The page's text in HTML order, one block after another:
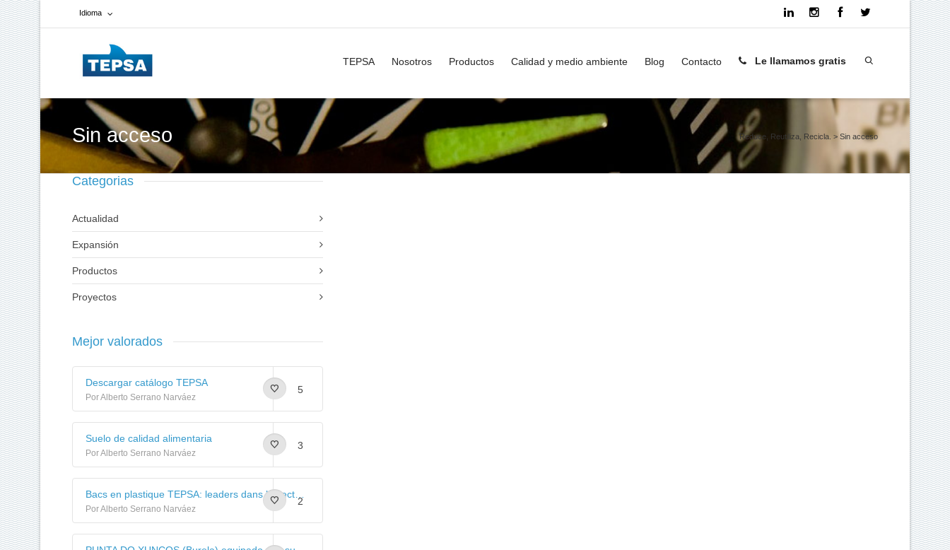
Idioma
Francés
Español
Inglés
TEPSA Nosotros Productos Calidad y medio ambiente Blog Contacto Le llamamos gratis
Sin acceso Reduce, Reutiliza, Recicla. > Sin acceso
Categorias
Actualidad
Expansión
Productos
Proyectos
Mejor valorados
Descargar catálogo TEPSA
Por Alberto Serrano Narváez
5
Suelo de calidad alimentaria
Por Alberto Serrano Narváez
3
Por Alberto Serrano Narváez
2